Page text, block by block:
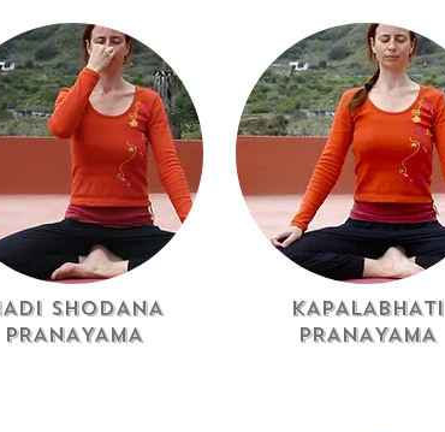
SHODANA
PRANAYAMA
KAPALABHATI
PRANAYAMA